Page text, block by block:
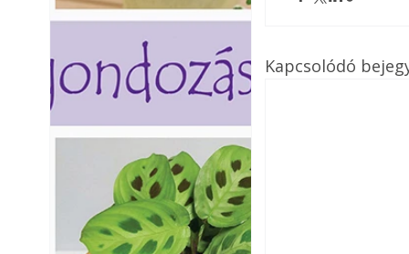
Kapcsolódó